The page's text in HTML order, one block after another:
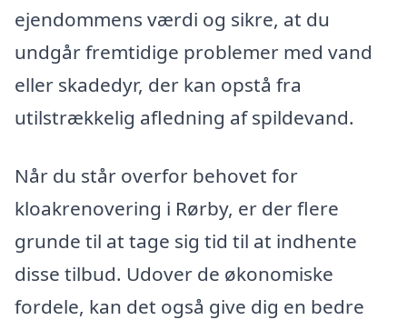
ejendommens værdi og sikre, at du
undgår fremtidige problemer med vand
eller skadedyr, der kan opstå fra
utilstrækkelig afledning af spildevand.
Når du står overfor behovet for
kloakrenovering i Rørby, er der flere
grunde til at tage sig tid til at indhente
disse tilbud. Udover de økonomiske
fordele, kan det også give dig en bedre